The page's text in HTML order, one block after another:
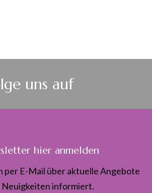
uns auf
hier anmelden
per E-Mail über aktuelle Angebote
Neuigkeiten informiert.